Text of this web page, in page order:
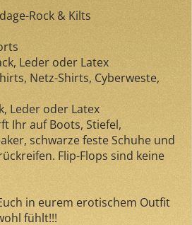
Rock & Kilts
Leder oder Latex
Netz-Shirts, Cyberweste,
Leder oder Latex
Ihr auf Boots, Stiefel,
schwarze feste Schuhe und
Flip-Flops sind keine
in eurem erotischem Outfit
fühlt!!!